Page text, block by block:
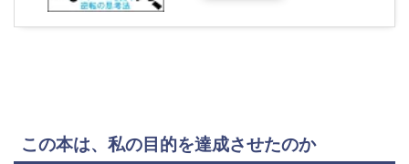
この本は、私の目的を達成させたのか